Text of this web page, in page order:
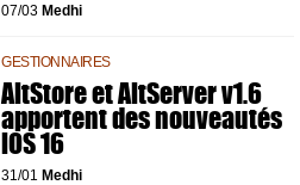
07/03 Medhi
GESTIONNAIRES
AltStore et AltServer v1.6
apportent des nouveautés
iOS 16
31/01 Medhi